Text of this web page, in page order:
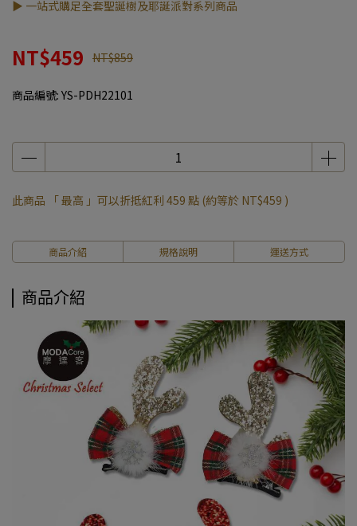
▶ 一站式購足全套聖誕樹及耶誕派對系列商品
NT$459 NT$859
商品編號: YS-PDH22101
此商品 「 最高 」可以折抵紅利 459 點 (約等於 NT$459 )
商品介紹 規格說明 運送方式
商品介紹